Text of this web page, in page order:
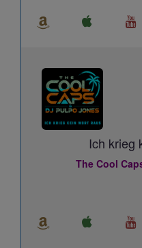
Ich krieg
The Cool